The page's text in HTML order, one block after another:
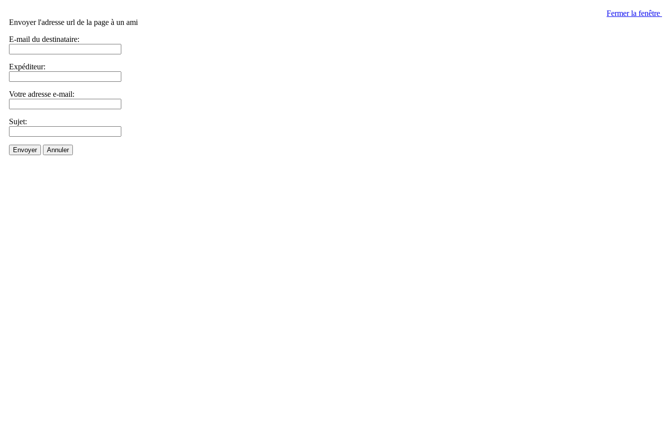
Fermer la fenêtre
Envoyer l'adresse url de la page à un ami
E-mail du destinataire:
Expéditeur:
Votre adresse e-mail:
Sujet:
Envoyer Annuler